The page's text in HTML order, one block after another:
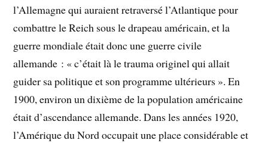
l’Allemagne qui auraient retraversé l’Atlantique pour
combattre le Reich sous le drapeau américain, et la
guerre mondiale était donc une guerre civile
allemande : « c’était là le trauma originel qui allait
guider sa politique et son programme ultérieurs ». En
1900, environ un dixième de la population américaine
était d’ascendance allemande. Dans les années 1920,
l’Amérique du Nord occupait une place considérable et